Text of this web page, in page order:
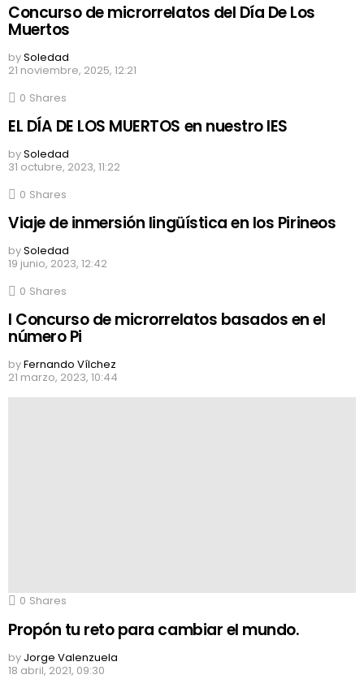
Concurso de microrrelatos del Día De Los
Muertos
bySoledad
21 noviembre, 2025, 12:21
0 Shares
EL DÍA DE LOS MUERTOS en nuestro IES
bySoledad
31 octubre, 2023, 11:22
0 Shares
Viaje de inmersión lingüística en los Pirineos
bySoledad
19 junio, 2023, 12:42
0 Shares
I Concurso de microrrelatos basados en el
número Pi
byFernando Vílchez
21 marzo, 2023, 10:44
0 Shares
Propón tu reto para cambiar el mundo.
by Jorge Valenzuela
18 abril, 2021, 09:30